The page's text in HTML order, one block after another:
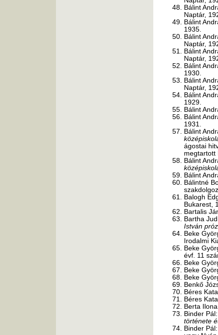
Bálint
Naptár,
Bálint
1935.
Bálint
Naptár,
Bálint
Naptár,
Bálint
1930.
Bálint
Naptár,
Bálint
1929.
Bálint
Bálint
1931.
Bálint
ágostai
megtartott
Bálint
Bálint
Bálintné
Balogh
Bukarest,
Bartalis
Bartha
István
Beke
Irodalmi
Beke
évf. 11
Beke
Beke
Beke
Benkő
Béres
Béres
Berta
Binder
története
Binder